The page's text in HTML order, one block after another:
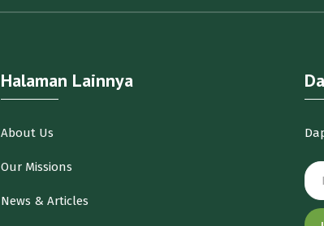
Halaman Lainnya
About Us
Our Missions
News & Articles